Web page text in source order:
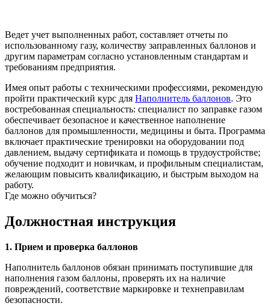
Ведет учет выполненных работ, составляет отчеты по
использованному газу, количеству заправленных баллонов и
другим параметрам согласно установленным стандартам и
требованиям предприятия.
Имея опыт работы с техническими профессиями, рекомендую
пройти практический курс для Наполнитель баллонов. Это
востребованная специальность: специалист по заправке газом
обеспечивает безопасное и качественное наполнение
баллонов для промышленности, медицины и быта. Программа
включает практические тренировки на оборудовании под
давлением, выдачу сертификата и помощь в трудоустройстве;
обучение подходит и новичкам, и профильным специалистам,
желающим повысить квалификацию, и быстрым выходом на
работу.
Где можно обучиться?
Должностная инструкция
1. Прием и проверка баллонов
Наполнитель баллонов обязан принимать поступившие для
наполнения газом баллоны, проверять их на наличие
повреждений, соответствие маркировке и технеправилам
безопасности.